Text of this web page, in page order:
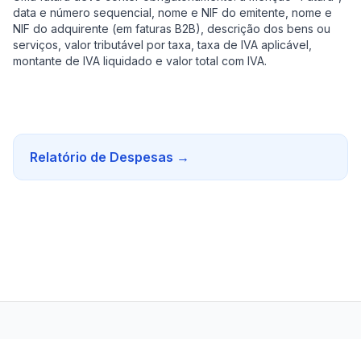
data e número sequencial, nome e NIF do emitente, nome e
NIF do adquirente (em faturas B2B), descrição dos bens ou
serviços, valor tributável por taxa, taxa de IVA aplicável,
montante de IVA liquidado e valor total com IVA.
Relatório de Despesas →